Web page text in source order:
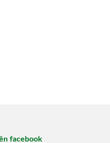
facebook